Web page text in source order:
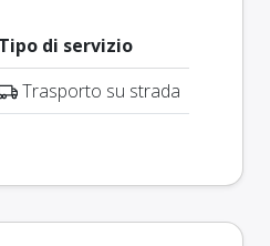
Tipo di servizio
Trasporto su strada